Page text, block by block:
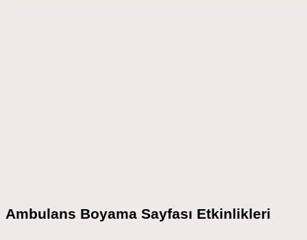
Ambulans Boyama Sayfası Etkinlikleri